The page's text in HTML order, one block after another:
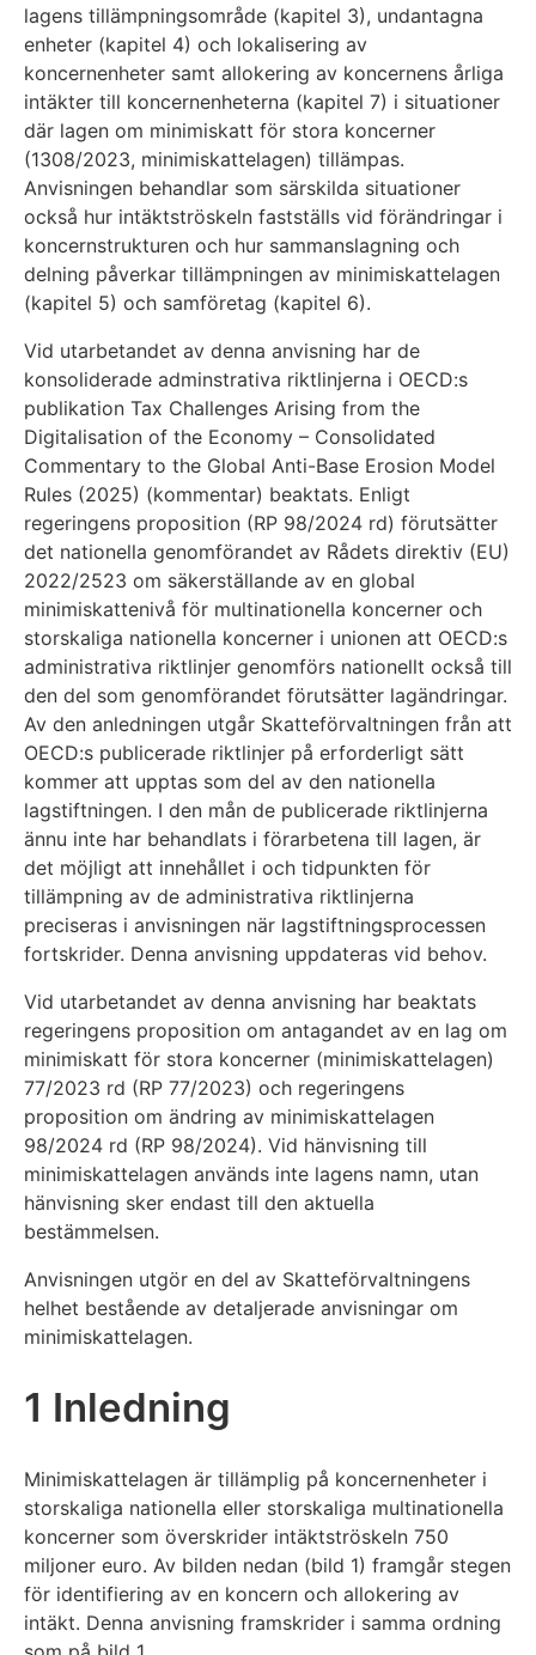
lagens tillämpningsområde (kapitel 3), undantagna
enheter (kapitel 4) och lokalisering av
koncernenheter samt allokering av koncernens årliga
intäkter till koncernenheterna (kapitel 7) i situationer
där lagen om minimiskatt för stora koncerner
(1308/2023, minimiskattelagen) tillämpas.
Anvisningen behandlar som särskilda situationer
också hur intäktströskeln fastställs vid förändringar i
koncernstrukturen och hur sammanslagning och
delning påverkar tillämpningen av minimiskattelagen
(kapitel 5) och samföretag (kapitel 6).
Vid utarbetandet av denna anvisning har de
konsoliderade adminstrativa riktlinjerna i OECD:s
publikation Tax Challenges Arising from the
Digitalisation of the Economy – Consolidated
Commentary to the Global Anti-Base Erosion Model
Rules (2025) (kommentar) beaktats. Enligt
regeringens proposition (RP 98/2024 rd) förutsätter
det nationella genomförandet av Rådets direktiv (EU)
2022/2523 om säkerställande av en global
minimiskattenivå för multinationella koncerner och
storskaliga nationella koncerner i unionen att OECD:s
administrativa riktlinjer genomförs nationellt också till
den del som genomförandet förutsätter lagändringar.
Av den anledningen utgår Skatteförvaltningen från att
OECD:s publicerade riktlinjer på erforderligt sätt
kommer att upptas som del av den nationella
lagstiftningen. I den mån de publicerade riktlinjerna
ännu inte har behandlats i förarbetena till lagen, är
det möjligt att innehållet i och tidpunkten för
tillämpning av de administrativa riktlinjerna
preciseras i anvisningen när lagstiftningsprocessen
fortskrider. Denna anvisning uppdateras vid behov.
Vid utarbetandet av denna anvisning har beaktats
regeringens proposition om antagandet av en lag om
minimiskatt för stora koncerner (minimiskattelagen)
77/2023 rd (RP 77/2023) och regeringens
proposition om ändring av minimiskattelagen
98/2024 rd (RP 98/2024). Vid hänvisning till
minimiskattelagen används inte lagens namn, utan
hänvisning sker endast till den aktuella
bestämmelsen.
Anvisningen utgör en del av Skatteförvaltningens
helhet bestående av detaljerade anvisningar om
minimiskattelagen.
1 Inledning
Minimiskattelagen är tillämplig på koncernenheter i
storskaliga nationella eller storskaliga multinationella
koncerner som överskrider intäktströskeln 750
miljoner euro. Av bilden nedan (bild 1) framgår stegen
för identifiering av en koncern och allokering av
intäkt. Denna anvisning framskrider i samma ordning